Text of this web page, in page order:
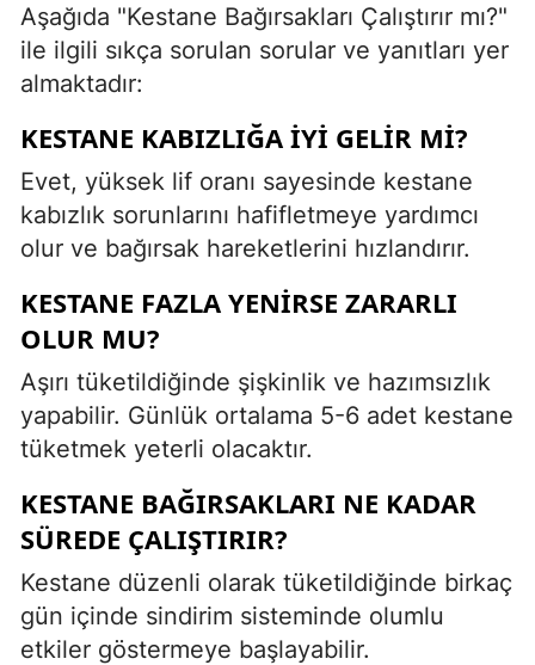
Aşağıda "Kestane Bağırsakları Çalıştırır mı?"
ile ilgili sıkça sorulan sorular ve yanıtları yer
almaktadır:
KESTANE KABIZLIĞA IYI GELIR MI?
Evet, yüksek lif oranı sayesinde kestane
kabızlık sorunlarını hafifletmeye yardımcı
olur ve bağırsak hareketlerini hızlandırır.
KESTANE FAZLA YENIRSE ZARARLI
OLUR MU?
Aşırı tüketildiğinde şişkinlik ve hazımsızlık
yapabilir. Günlük ortalama 5-6 adet kestane
tüketmek yeterli olacaktır.
KESTANE BAĞIRSAKLARI NE KADAR
SÜREDE ÇALIŞTIRIR?
Kestane düzenli olarak tüketildiğinde birkaç
gün içinde sindirim sisteminde olumlu
etkiler göstermeye başlayabilir.